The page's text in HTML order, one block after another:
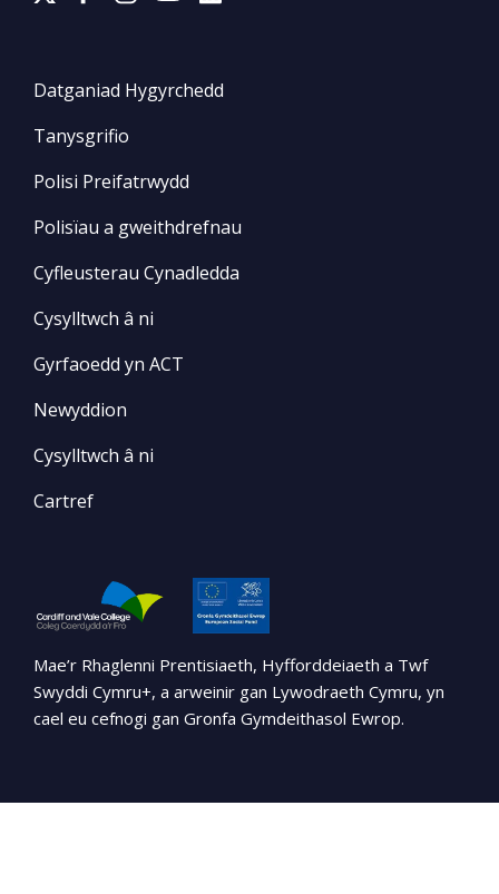
Datganiad Hygyrchedd
Tanysgrifio
Polisi Preifatrwydd
Polisïau a gweithdrefnau
Cyfleusterau Cynadledda
Cysylltwch â ni
Gyrfaoedd yn ACT
Newyddion
Cysylltwch â ni
Cartref
Mae’r Rhaglenni Prentisiaeth, Hyfforddeiaeth a Twf
Swyddi Cymru+, a arweinir gan Lywodraeth Cymru, yn
cael eu cefnogi gan Gronfa Gymdeithasol Ewrop.